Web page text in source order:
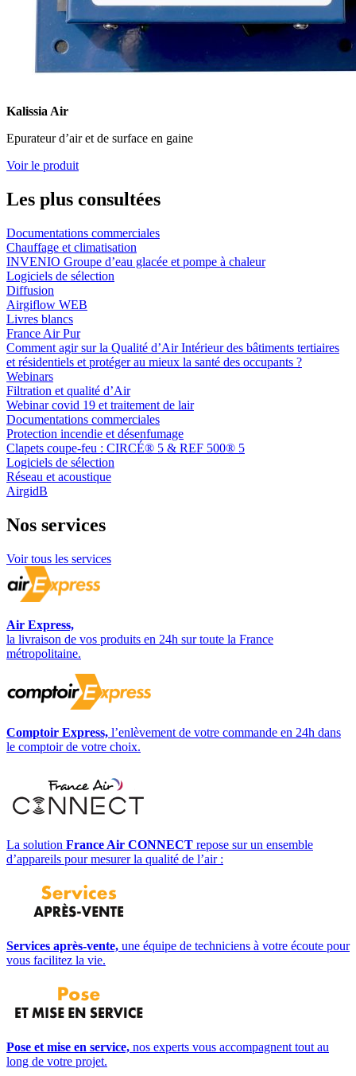
Kalissia Air
Epurateur d’air et de surface en gaine
Voir le produit
Les plus consultées
Documentations commerciales
Chauffage et climatisation
INVENIO Groupe d’eau glacée et pompe à chaleur
Logiciels de sélection
Diffusion
Airgiflow WEB
Livres blancs
France Air Pur
Comment agir sur la Qualité d’Air Intérieur des bâtiments tertiaires
et résidentiels et protéger au mieux la santé des occupants ?
Webinars
Filtration et qualité d’Air
Webinar covid 19 et traitement de lair
Documentations commerciales
Protection incendie et désenfumage
Clapets coupe-feu : CIRCÉ® 5 & REF 500® 5
Logiciels de sélection
Réseau et acoustique
AirgidB
Nos services
Voir tous les services
Air Express,
la livraison de vos produits en 24h sur toute la France
métropolitaine.
Comptoir Express, l’enlèvement de votre commande en 24h dans
le comptoir de votre choix.
La solution France Air CONNECT repose sur un ensemble
d’appareils pour mesurer la qualité de l’air :
Services après-vente, une équipe de techniciens à votre écoute pour
vous facilitez la vie.
Pose et mise en service, nos experts vous accompagnent tout au
long de votre projet.